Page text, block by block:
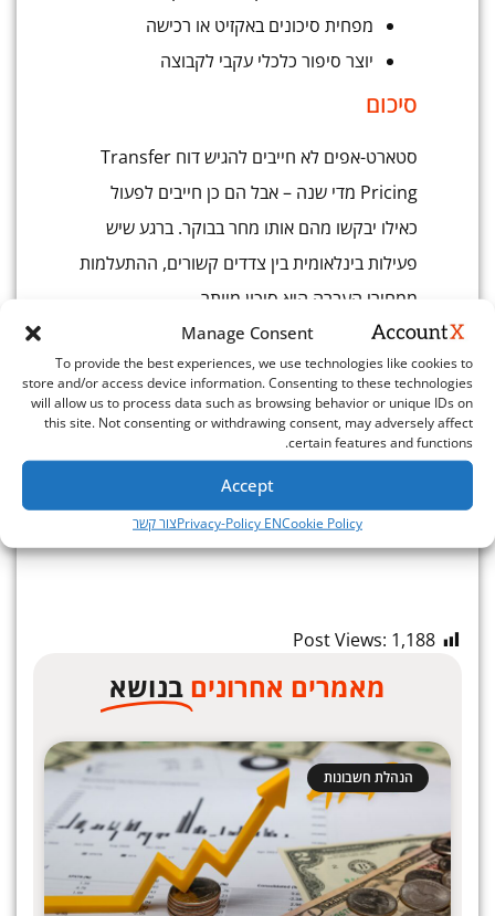
Manage Consent
To provide the best experiences, we use technologies like cookies to
store and/or access device information. Consenting to these technologies
will allow us to process data such as browsing behavior or unique IDs on
this site. Not consenting or withdrawing consent, may adversely affect
certain features and functions.
Accept
Cookie Policy
Privacy-Policy ENצור קשר
מפחית סיכונים באקזיט או רכישה
יוצר סיפור כלכלי עקבי לקבוצה
סיכום
סטארט-אפים לא חייבים להגיש דוח Transfer
Pricing מדי שנה – אבל הם כן חייבים לפעול
כאילו יבקשו מהם אותו מחר בבוקר. ברגע שיש
פעילות בינלאומית בין צדדים קשורים, ההתעלמות
ממחירי העברה היא סיכון מיותר.
הגישה הנכונה היא התאמה לשלב החברה: לא
להעמיס על סטארט-אפ צעיר, אך גם לא לחכות
לרגע שבו כבר מאוחר מדי.
Post Views: 1,188
מאמרים אחרונים בנושא
הנהלת חשבונות